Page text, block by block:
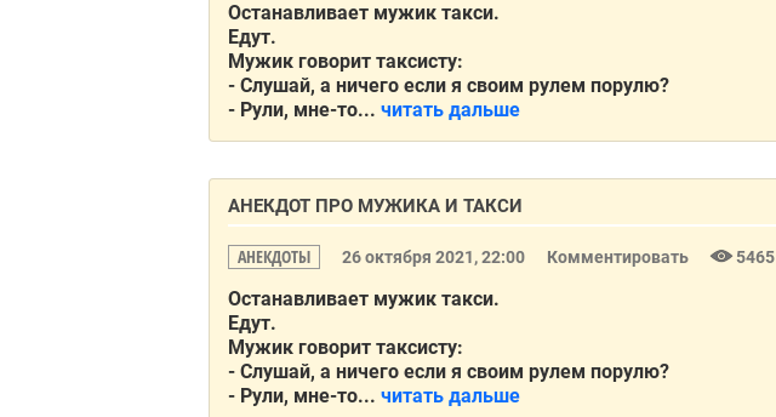
Останавливает мужик такси.
Едут.
Мужик говорит таксисту:
- Слушай, а ничего если я своим рулем порулю?
- Рули, мне-то... читать дальше
АНЕКДОТ ПРО МУЖИКА И ТАКСИ
АНЕКДОТЫ 26 октября 2021, 22:00 Комментировать 5465
Останавливает мужик такси.
Едут.
Мужик говорит таксисту:
- Слушай, а ничего если я своим рулем порулю?
- Рули, мне-то... читать дальше